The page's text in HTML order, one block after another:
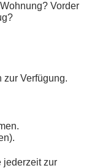
Vorder
zur Verfügung.
jederzeit zur